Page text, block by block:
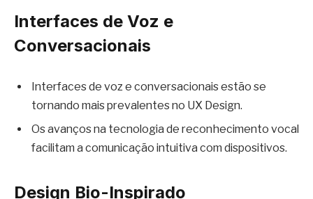
Interfaces de Voz e
Conversacionais
Interfaces de voz e conversacionais estão se
tornando mais prevalentes no UX Design.
Os avanços na tecnologia de reconhecimento vocal
facilitam a comunicação intuitiva com dispositivos.
Design Bio-Inspirado